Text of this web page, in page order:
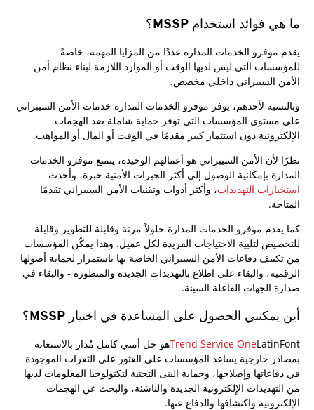
ما هي فوائد استخدام MSSP؟
يقدم موفرو الخدمات المدارة عددًا من المزايا المهمة، خاصةً
للمؤسسات التي ليس لديها الوقت أو الموارد اللازمة لبناء نظام أمن
الأمن السيبراني داخلي مخصص.
وبالنسبة لأحدهم، يوفر موفرو الخدمات المدارة خدمات الأمن السيبراني
على مستوى المؤسسات التي توفر حماية شاملة ضد الهجمات
الإلكترونية دون استثمار كبير مقدمًا في الوقت أو المال أو المواهب.
نظرًا لأن الأمن السيبراني هو أعمالهم الوحيدة، يتمتع موفرو الخدمات
المدارة بإمكانية الوصول إلى أكثر الخبرات الأمنية خبرة، وأحدث
استخبارات التهديدات، وأكثر أدوات وتقنيات الأمن السيبراني تقدمًا
المتاحة.
كما يقدم موفرو الخدمات المدارة حلولاً مرنة وقابلة للتطوير وقابلة
للتخصيص لتلبية الاحتياجات الفريدة لكل عميل. وهذا يمكّن المؤسسات
من تكييف دفاعات الأمن السيبراني الخاصة بها باستمرار لحماية أصولها
الرقمية، والبقاء على اطلاع بالتهديدات الجديدة والمتطورة - والبقاء في
صدارة الجهات الفاعلة السيئة.
أين يمكنني الحصول على المساعدة في اختيار MSSP؟
Trend Service OneLatinFontهو حل أمني كامل مُدار بالاستعانة
بمصادر خارجية يساعد المؤسسات على العثور على الثغرات الموجودة
في دفاعاتها وإصلاحها، وحماية البنى التحتية لتكنولوجيا المعلومات لديها
من التهديدات الإلكترونية الجديدة والناشئة، والبحث عن الهجمات
الإلكترونية واكتشافها والدفاع عنها.